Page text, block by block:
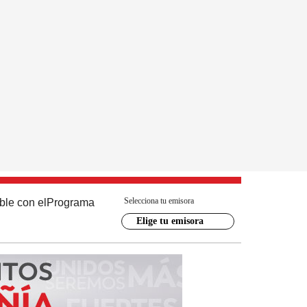
con el Programa Selecciona tu emisora
Elige tu emisora